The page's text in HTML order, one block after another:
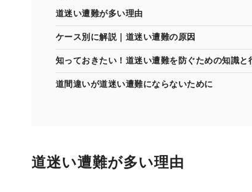
道迷い遭難が多い理由
ケース別に解説｜道迷い遭難の原因
知っておきたい！道迷い遭難を防ぐための知識と
道間違いが道迷い遭難にならないために
道迷い遭難が多い理由